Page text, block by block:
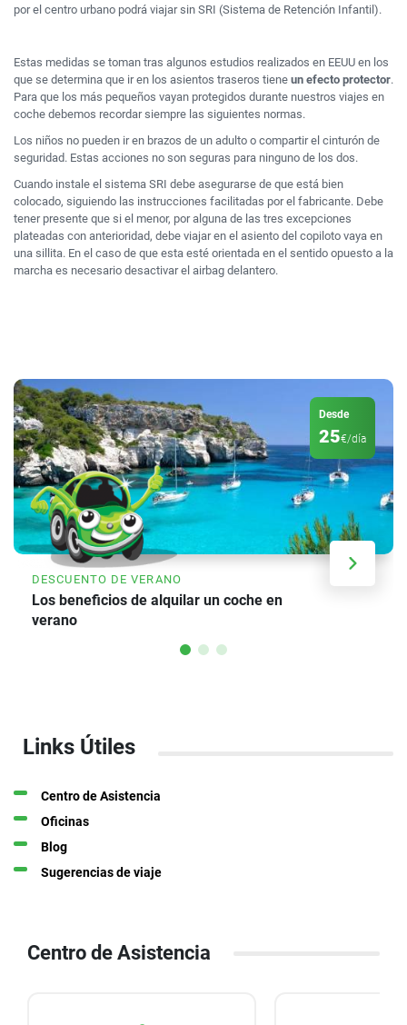
por el centro urbano podrá viajar sin SRI (Sistema de Retención Infantil).
Estas medidas se toman tras algunos estudios realizados en EEUU en los
que se determina que ir en los asientos traseros tiene un efecto protector.
Para que los más pequeños vayan protegidos durante nuestros viajes en
coche debemos recordar siempre las siguientes normas.
Los niños no pueden ir en brazos de un adulto o compartir el cinturón de
seguridad. Estas acciones no son seguras para ninguno de los dos.
Cuando instale el sistema SRI debe asegurarse de que está bien
colocado, siguiendo las instrucciones facilitadas por el fabricante. Debe
tener presente que si el menor, por alguna de las tres excepciones
plateadas con anterioridad, debe viajar en el asiento del copiloto vaya en
una sillita. En el caso de que esta esté orientada en el sentido opuesto a la
marcha es necesario desactivar el airbag delantero.
Desde
25€/día
DESCUENTO DE VERANO
Los beneficios de alquilar un coche en
verano
Links Útiles
Centro de Asistencia
Oficinas
Blog
Sugerencias de viaje
Centro de Asistencia